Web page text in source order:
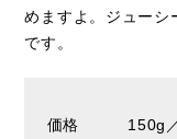
めますよ。ジューシ
です。
価格 150g／